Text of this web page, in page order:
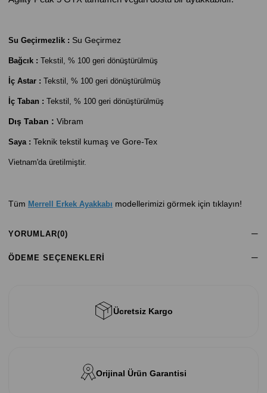
Su Geçirmezlik : Su Geçirmez
Bağcık : Tekstil, % 100 geri dönüştürülmüş
İç Astar : Tekstil, % 100 geri dönüştürülmüş
İç Taban : Tekstil, % 100 geri dönüştürülmüş
Dış Taban : Vibram
Saya : Teknik tekstil kumaş ve Gore-Tex
Vietnam'da üretilmiştir.
Tüm Merrell Erkek Ayakkabı modellerimizi görmek için tıklayın!
YORUMLAR(0)
ÖDEME SEÇENEKLERI
Ücretsiz Kargo
Orijinal Ürün Garantisi